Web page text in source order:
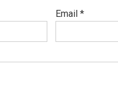
Email *